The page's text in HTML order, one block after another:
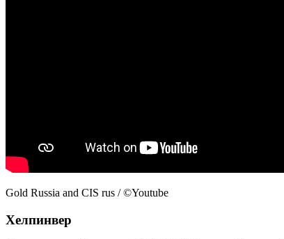
Gold Russia and CIS rus / ©Youtube
Хелпинвер